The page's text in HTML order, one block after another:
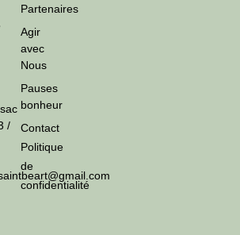
/
Partenaires
Agir
avec
Nous
Pauses
bonheur
Contact
Politique
de
confidentialité